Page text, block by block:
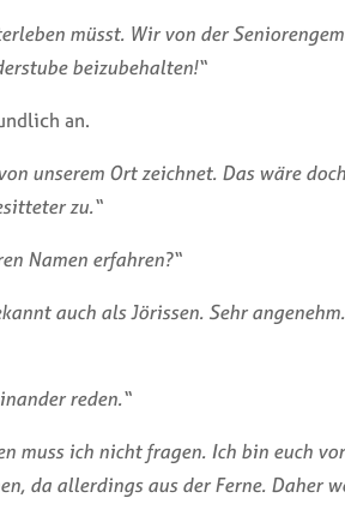
müsst. Wir von der
beizubehalten!“
an.
unserem Ort zeichnet. Das wäre
zu.“
Namen erfahren?“
auch als Jörissen. Sehr
reden.“
muss ich nicht fragen. Ich bin euch
da allerdings aus der Ferne. Daher